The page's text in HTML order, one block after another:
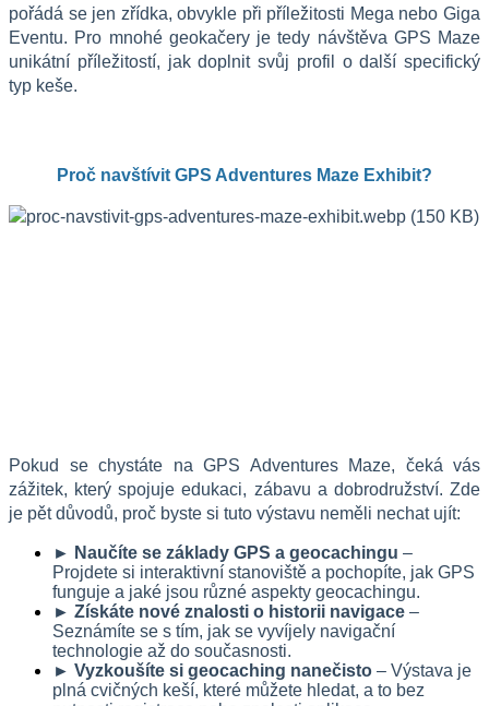
pořádá se jen zřídka, obvykle při příležitosti Mega nebo Giga
Eventu. Pro mnohé geokačery je tedy návštěva GPS Maze
unikátní příležitostí, jak doplnit svůj profil o další specifický
typ keše.
Proč navštívit GPS Adventures Maze Exhibit?
Pokud se chystáte na GPS Adventures Maze, čeká vás
zážitek, který spojuje edukaci, zábavu a dobrodružství. Zde
je pět důvodů, proč byste si tuto výstavu neměli nechat ujít:
► Naučíte se základy GPS a geocachingu –
Projdete si interaktivní stanoviště a pochopíte, jak GPS
funguje a jaké jsou různé aspekty geocachingu.
► Získáte nové znalosti o historii navigace –
Seznámíte se s tím, jak se vyvíjely navigační
technologie až do současnosti.
► Vyzkoušíte si geocaching nanečisto – Výstava je
plná cvičných keší, které můžete hledat, a to bez